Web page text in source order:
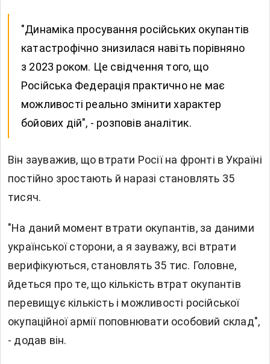
"Динаміка просування російських окупантів
катастрофічно знизилася навіть порівняно
з 2023 роком. Це свідчення того, що
Російська Федерація практично не має
можливості реально змінити характер
бойових дій", - розповів аналітик.
Він зауважив, що втрати Росії на фронті в Україні
постійно зростають й наразі становлять 35
тисяч.
"На даний момент втрати окупантів, за даними
української сторони, а я зауважу, всі втрати
верифікуються, становлять 35 тис. Головне,
йдеться про те, що кількість втрат окупантів
перевищує кількість і можливості російської
окупаційної армії поповнювати особовий склад",
- додав він.